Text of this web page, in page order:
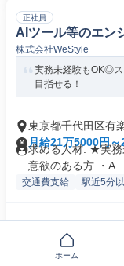
正社員
AIツール等のエン
株式会社WeStyle
実務未経験もOK◎ス
目指せる！
東京都千代田区有
月給21万5000円～
求める人材: ★実
意欲のある方 ・A...
交通費支給 駅近5分
ホーム